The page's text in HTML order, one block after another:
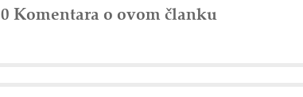
0 Komentara o ovom članku